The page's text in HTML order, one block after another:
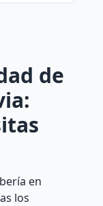
de
en
los